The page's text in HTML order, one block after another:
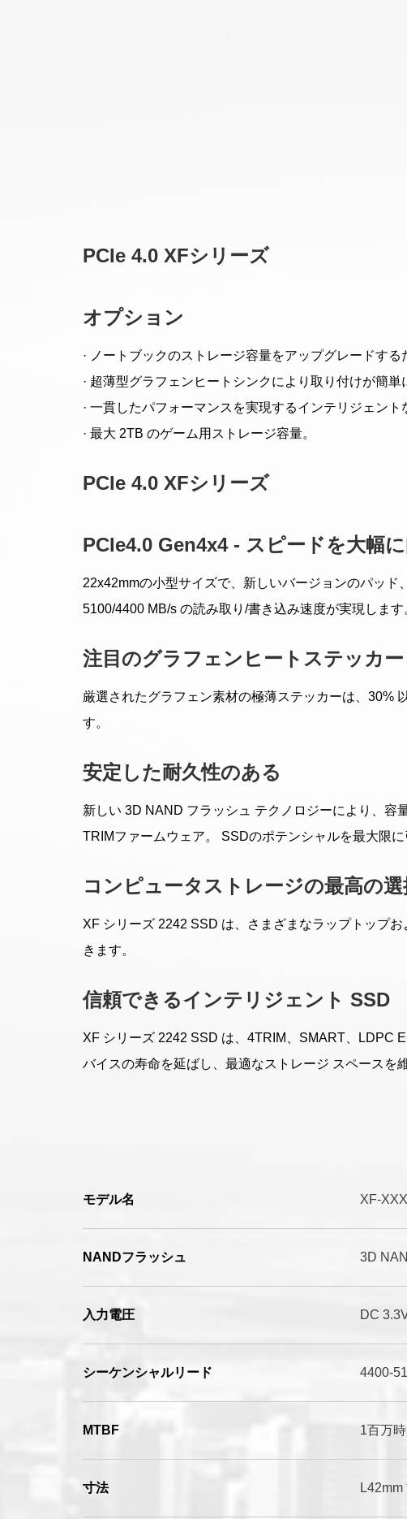
PCIe 4.0 XFシリーズ
オプション
· ノートブックのストレージ容量をアップグレードする
· 超薄型グラフェンヒートシンクにより取り付けが簡単
· 一貫したパフォーマンスを実現するインテリジェント
· 最大 2TB のゲーム用ストレージ容量。
PCIe 4.0 XFシリーズ
PCIe4.0 Gen4x4 - スピードを大幅
22x42mmの小型サイズで、新しいバージョンのパッ
5100/4400 MB/s の読み取り/書き込み速度が実現しま
注目のグラフェンヒートステッカー
厳選されたグラフェン素材の極薄ステッカーは、30%
す。
安定した耐久性のある
新しい 3D NAND フラッシュ テクノロジーにより、容
TRIMファームウェア。 SSDのポテンシャルを最大限に
コンピュータストレージの最高の選
XF シリーズ 2242 SSD は、さまざまなラップトップ
きます。
信頼できるインテリジェント SSD
XF シリーズ 2242 SSD は、4TRIM、SMART、LDPC
バイスの寿命を延ばし、最適なストレージ スペースを
モデル名 XF-
NANDフラッシュ 3D
入力電圧 DC
シーケンシャルリード 4400-
MTBF 1百万
寸法